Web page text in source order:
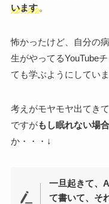
います。
怖かったけど、自分の
生がやってるYouTube
ても学ぶようにしていま
考えがモヤモヤ出てき
ですがもし眠れない場合
か・・・↓
一旦起きて、
て書いて、そ